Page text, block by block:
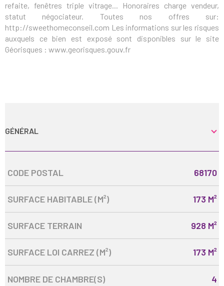
refaite, fenêtres triple vitrage... Honoraires charge vendeur,
statut négociateur. Toutes nos offres sur:
http://sweethomeconseil.com Les informations sur les risques
auxquels ce bien est exposé sont disponibles sur le site
Géorisques : www.georisques.gouv.fr
GÉNÉRAL
Caractérisque Valeurs
CODE POSTAL 68170
SURFACE HABITABLE (M²) 173 M²
SURFACE TERRAIN 928 M²
SURFACE LOI CARREZ (M²) 173 M²
NOMBRE DE CHAMBRE(S) 4